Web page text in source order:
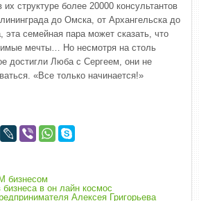
структуре более 20000 консультантов
до Омска, от Архангельска до
эта семейная пара может сказать, что
мечты… Но несмотря на столь
достигли Люба с Сергеем, они не
«Все только начинается!»
бизнесом
бизнеса в он лайн космос
Алексея Григорьева